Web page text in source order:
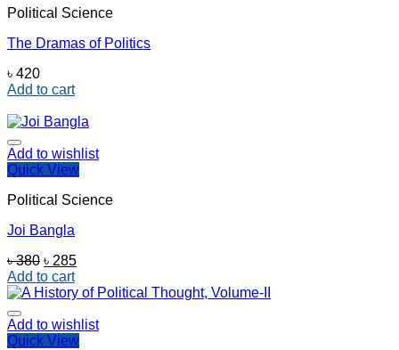
Political Science
The Dramas of Politics
৳ 420
Add to cart
Add to wishlist
Quick View
Political Science
Joi Bangla
৳380 Original
price
was:
৳ 285Current
is:
Add to cart
Add to wishlist
Quick View